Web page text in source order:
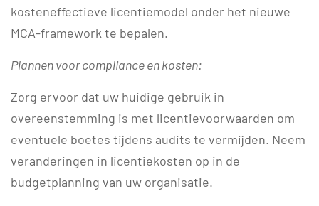
kosteneffectieve licentiemodel onder het nieuwe
MCA-framework te bepalen.
Plannen voor compliance en kosten:
Zorg ervoor dat uw huidige gebruik in
overeenstemming is met licentievoorwaarden om
eventuele boetes tijdens audits te vermijden. Neem
veranderingen in licentiekosten op in de
budgetplanning van uw organisatie.